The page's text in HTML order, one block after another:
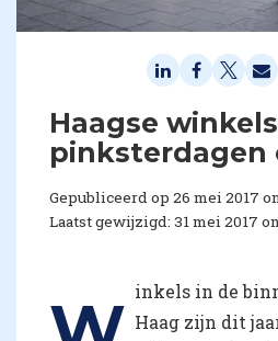
​Haagse
pinksterdagen
Gepubliceerd op 26 mei 2017
Laatst gewijzigd: 31 mei 2017
inkels in de
Haag zijn dit